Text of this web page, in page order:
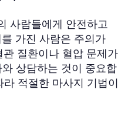
사람들에게 안전하고
가진 사람은 주의가
질환이나 혈압 문제가
상담하는 것이 중요합
적절한 마사지 기법이